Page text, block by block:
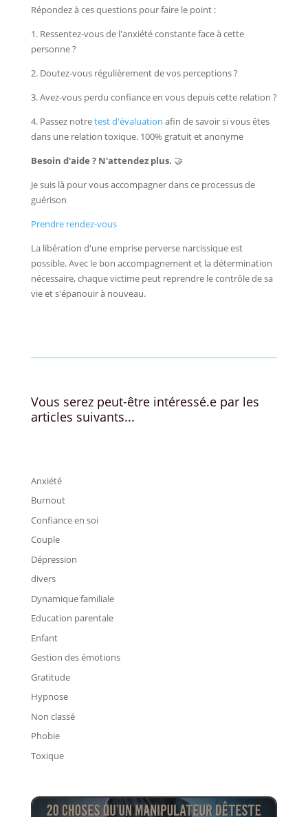
Répondez à ces questions pour faire le point :
1. Ressentez-vous de l'anxiété constante face à cette
personne ?
2. Doutez-vous régulièrement de vos perceptions ?
3. Avez-vous perdu confiance en vous depuis cette relation ?
4. Passez notretest d'évaluation afin de savoir si vous êtes
dans une relation toxique. 100% gratuit et anonyme
Besoin d'aide ? N'attendez plus. 🤝
Je suis là pour vous accompagner dans ce processus de
guérison
Prendre rendez-vous
La libération d'une emprise perverse narcissique est
possible. Avec le bon accompagnement et la détermination
nécessaire, chaque victime peut reprendre le contrôle de sa
vie et s'épanouir à nouveau.
Vous serez peut-être intéressé.e par les
articles suivants...
Anxiété
Burnout
Confiance en soi
Couple
Dépression
divers
Dynamique familiale
Education parentale
Enfant
Gestion des émotions
Gratitude
Hypnose
Non classé
Phobie
Toxique